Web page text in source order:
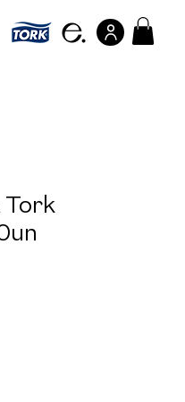
personas
Tork